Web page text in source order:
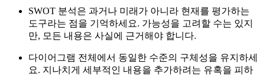
SWOT 분석은 과거나 미래가 아니라 현재를 평가하는
도구라는 점을 기억하세요. 가능성을 고려할 수는 있지
만, 모든 내용은 사실에 근거해야 합니다.
다이어그램 전체에서 동일한 수준의 구체성을 유지하세
요. 지나치게 세부적인 내용을 추가하려는 유혹을 피하